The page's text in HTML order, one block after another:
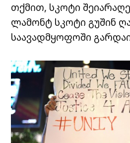
თქმით, სკოტი
ლამონტ სკოტი გუშინ
საავადმყოფოში